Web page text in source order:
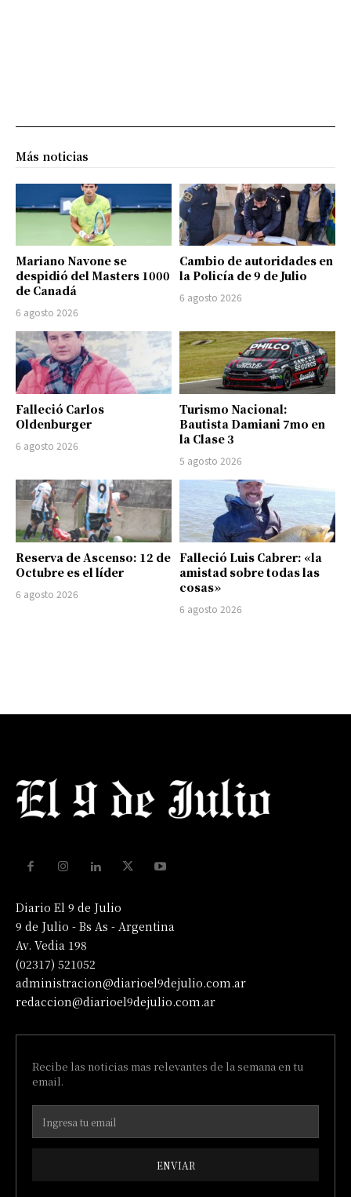
Más noticias
Mariano Navone se
despidió del Masters 1000
de Canadá
6 agosto 2026
Cambio de autoridades en
la Policía de 9 de Julio
6 agosto 2026
Falleció Carlos
Oldenburger
6 agosto 2026
Turismo Nacional:
Bautista Damiani 7mo en
la Clase 3
5 agosto 2026
Reserva de Ascenso: 12 de
Octubre es el líder
6 agosto 2026
Falleció Luis Cabrer: «la
amistad sobre todas las
cosas»
6 agosto 2026
Diario El 9 de Julio
9 de Julio - Bs As - Argentina
Av. Vedia 198
(02317) 521052
administracion@diarioel9dejulio.com.ar
redaccion@diarioel9dejulio.com.ar
Recibe las noticias mas relevantes de la semana en tu
email.
ENVIAR